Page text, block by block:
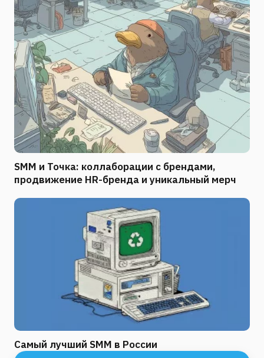
SMM и Точка: коллаборации с брендами,
продвижение HR-бренда и уникальный мерч
Самый лучший SMM в России